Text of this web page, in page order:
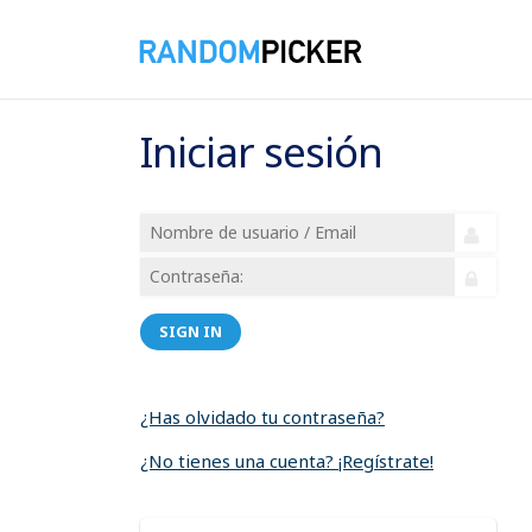
Iniciar sesión
SIGN IN
¿Has olvidado tu contraseña?
¿No tienes una cuenta? ¡Regístrate!